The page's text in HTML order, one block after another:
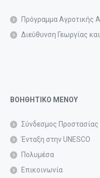
Πρόγραμμα Αγροτικής
Διεύθυνση Γεωργίας
ΒΟΗΘΗΤΙΚΟ ΜΕΝΟΥ
Σύνδεσμος
Ένταξη στην UNESCO
Πολυμέσα
Επικοινωνία